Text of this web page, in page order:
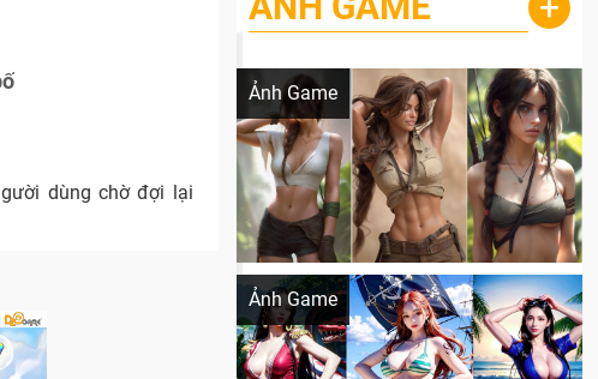
dùng chờ đợi lại
Ảnh Game
Lala Croft vừa nóng vừa xinh dưới nét vẽ
Ảnh Game
Khi AI Cosplay gái đẹp One Piece